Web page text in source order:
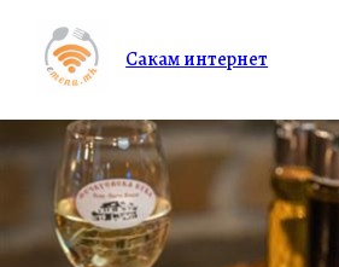
Сакам интернет